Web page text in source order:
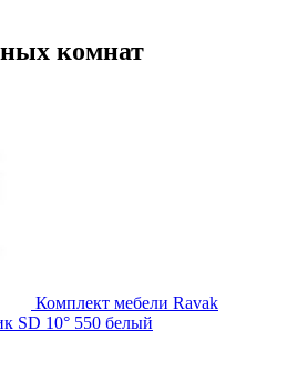
комнат
Комплект мебели Ravak
SD 10° 550 белый